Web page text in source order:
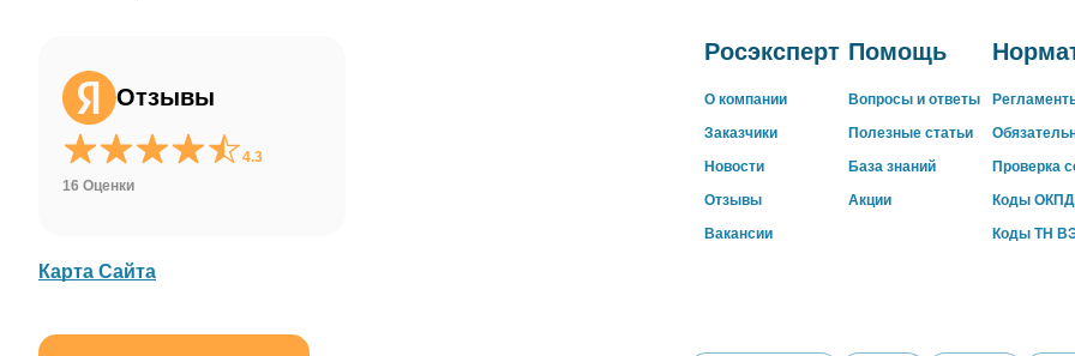
Отзывы
4.3
16 Оценки
Росэксперт
О компании
Заказчики
Новости
Отзывы
Вакансии
Помощь
Вопросы и ответы
Полезные статьи
База знаний
Акции
Проверка
Коды
Коды ТН
Карта Сайта
WhatsApp